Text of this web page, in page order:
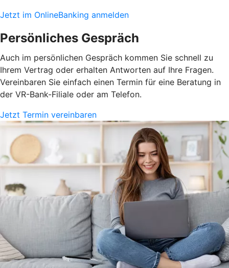
Jetzt im OnlineBanking anmelden
Persönliches Gespräch
Auch im persönlichen Gespräch kommen Sie schnell zu
Ihrem Vertrag oder erhalten Antworten auf Ihre Fragen.
Vereinbaren Sie einfach einen Termin für eine Beratung in
der VR-Bank-Filiale oder am Telefon.
Jetzt Termin vereinbaren